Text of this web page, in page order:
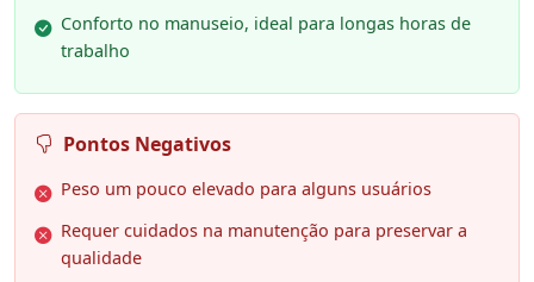
Conforto no manuseio, ideal para longas horas de
trabalho
Pontos Negativos
Peso um pouco elevado para alguns usuários
Requer cuidados na manutenção para preservar a
qualidade